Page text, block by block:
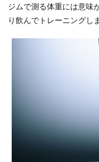
ジムで測る体重には意味
り飲んでトレーニングし